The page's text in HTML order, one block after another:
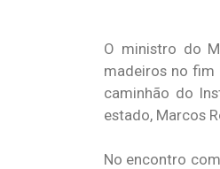
O ministro do
madeiros no fim
caminhão do
estado, Marcos
No encontro